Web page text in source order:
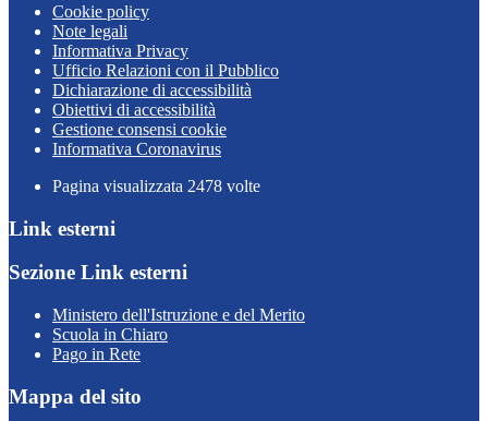
Cookie policy
Note legali
Informativa Privacy
Ufficio Relazioni con il Pubblico
Dichiarazione di accessibilità
Obiettivi di accessibilità
Gestione consensi cookie
Informativa Coronavirus
Pagina visualizzata 2478 volte
Link esterni
Sezione Link esterni
Ministero dell'Istruzione e del Merito
Scuola in Chiaro
Pago in Rete
Mappa del sito